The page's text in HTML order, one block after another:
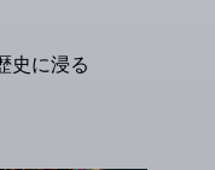
史に浸る